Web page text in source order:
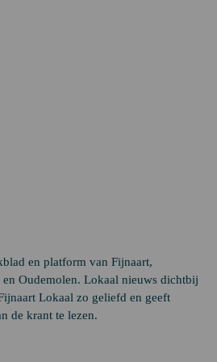
en platform van Fijnaart,
Oudemolen. Lokaal nieuws dichtbij
Lokaal zo geliefd en geeft
de krant te lezen.